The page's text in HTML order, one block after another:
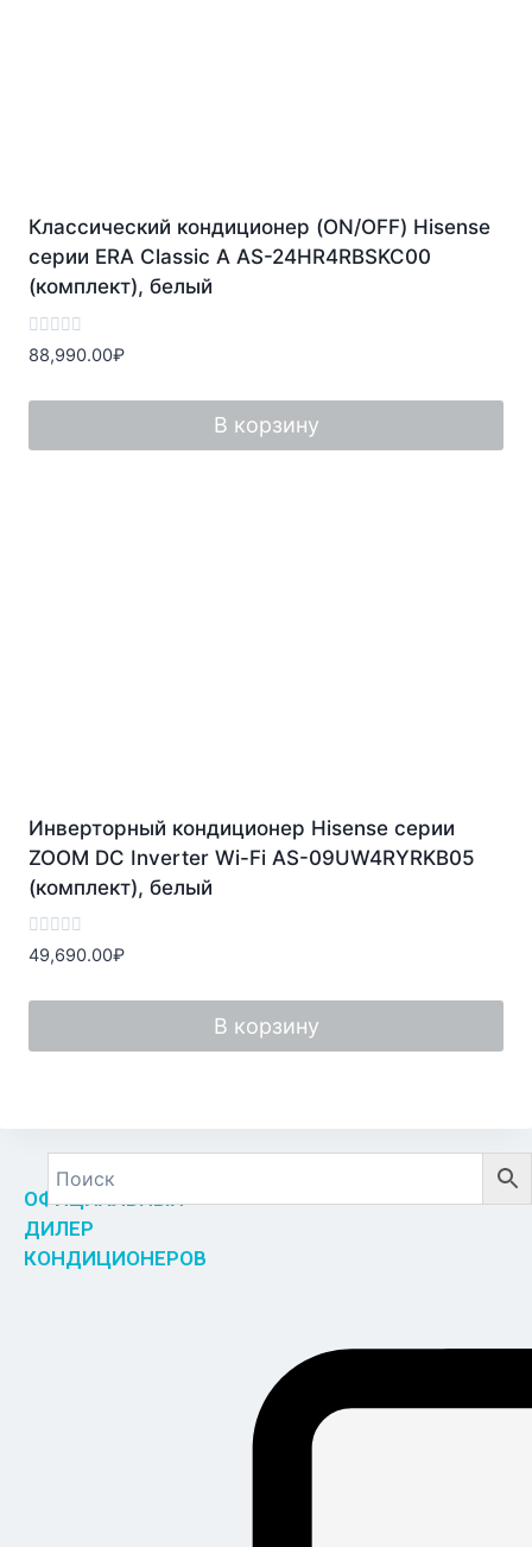
Классический кондиционер (ON/OFF) Hisense
серии ERA Classic A AS-24HR4RBSKC00
(комплект), белый
Оценка
0
5
88,990.00₽
В корзину
Инверторный кондиционер Hisense серии
ZOOM DC Inverter Wi-Fi AS-09UW4RYRKB05
(комплект), белый
Оценка
0
5
49,690.00₽
В корзину
ОФИЦИАЛЬНЫЙ
ДИЛЕР
КОНДИЦИОНЕРОВ